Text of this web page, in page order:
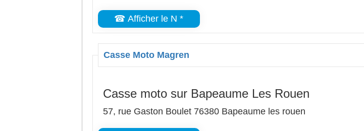
☎ Afficher le N *
Casse Moto Magren
Casse moto sur Bapeaume Les Rouen
57, rue Gaston Boulet 76380 Bapeaume les rouen